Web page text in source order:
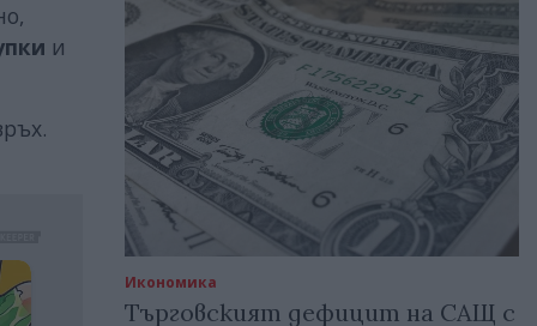
и
Икономика
Търговският дефицит на САЩ с